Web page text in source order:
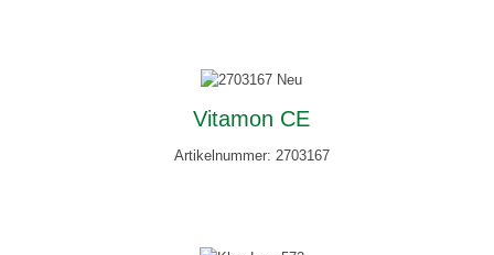
Vitamon CE
Artikelnummer: 2703167